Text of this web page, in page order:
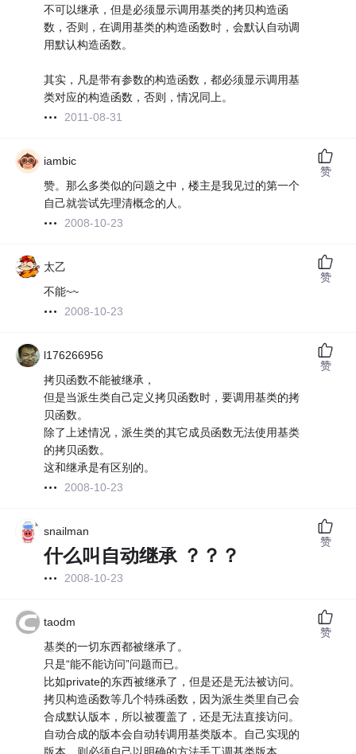
不可以继承，但是必须显示调用基类的拷贝构造函
数，否则，在调用基类的构造函数时，会默认自动调
用默认构造函数。
其实，凡是带有参数的构造函数，都必须显示调用基
类对应的构造函数，否则，情况同上。
2011-08-31
iambic
赞。那么多类似的问题之中，楼主是我见过的第一个
自己就尝试先理清概念的人。
2008-10-23
赞
太乙
不能~~
2008-10-23
赞
l176266956
拷贝函数不能被继承，
但是当派生类自己定义拷贝函数时，要调用基类的拷
贝函数。
除了上述情况，派生类的其它成员函数无法使用基类
的拷贝函数。
这和继承是有区别的。
2008-10-23
赞
snailman
什么叫自动继承 ？？？
2008-10-23
赞
taodm
基类的一切东西都被继承了。
只是“能不能访问”问题而已。
比如private的东西被继承了，但是还是无法被访问。
拷贝构造函数等几个特殊函数，因为派生类里自己会
合成默认版本，所以被覆盖了，还是无法直接访问。
自动合成的版本会自动转调用基类版本。自己实现的
赞